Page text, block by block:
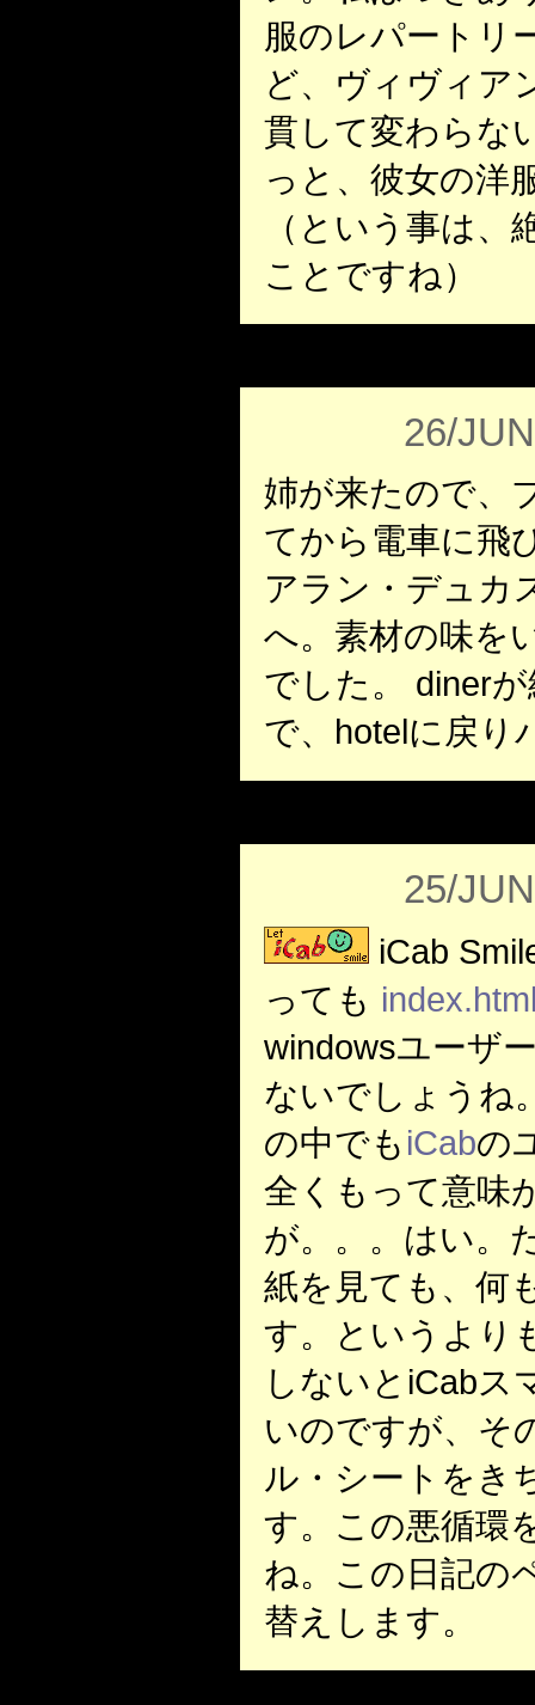
服のレパートリ
ど、ヴィヴィア
貫して変わらな
っと、彼女の洋
（という事は
ことですね）
26/
姉が来たので、
てから電車に飛
アラン・デュカ
へ。素材の味を
でした。 diner
で、hotelに戻り
25/
iCab
っても
windowsユーザ
ないでしょうね
の中でも iCabの
全くもって意味
が。。。はい。
紙を見ても、何
す。というより
しないとiCabス
いのですが、そ
ル・シートをき
す。この悪循環
ね。この日記の
替えします。